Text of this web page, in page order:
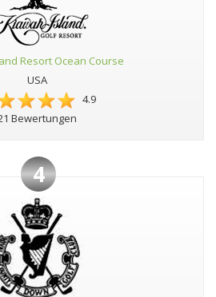
Resort Ocean Course
USA
4.9
Bewertungen
4